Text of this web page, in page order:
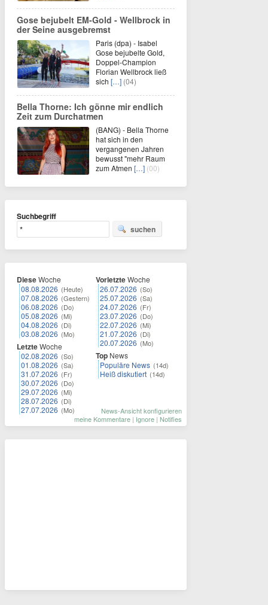
Gose bejubelt EM-Gold - Wellbrock in
der Seine ausgebremst
Paris (dpa) - Isabel
Gose bejubelte Gold,
Doppel-Champion
Florian Wellbrock ließ
sich […] (04)
Bella Thorne: Ich gönne mir endlich
Zeit zum Durchatmen
(BANG) - Bella Thorne
hat sich in den
vergangenen Jahren
bewusst "mehr Raum
zum Atmen […] (00)
Suchbegriff
suchen
DieseWoche
08.08.2026 (Heute)
07.08.2026 (Gestern)
06.08.2026 (Do)
05.08.2026 (Mi)
04.08.2026 (Di)
03.08.2026 (Mo)
LetzteWoche
02.08.2026 (So)
01.08.2026 (Sa)
31.07.2026 (Fr)
30.07.2026 (Do)
29.07.2026 (Mi)
28.07.2026 (Di)
27.07.2026 (Mo)
VorletzteWoche
26.07.2026 (So)
25.07.2026 (Sa)
24.07.2026 (Fr)
23.07.2026 (Do)
22.07.2026 (Mi)
21.07.2026 (Di)
20.07.2026 (Mo)
Top News
Populäre News (14d)
Heiß diskutiert (14d)
News-Ansicht konfigurieren
meine Kommentare | Ignore | Notifies